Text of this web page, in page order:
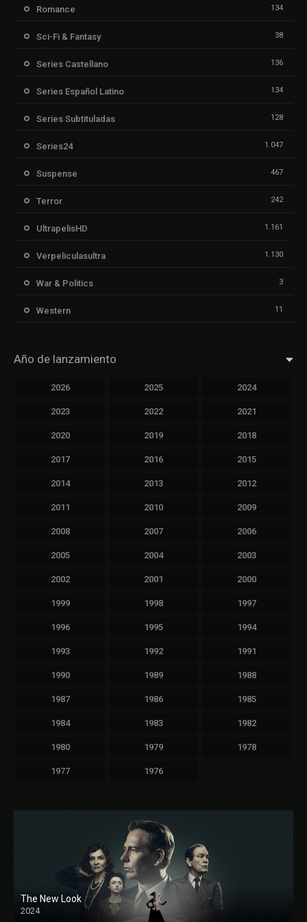
Romance 134
Sci-Fi & Fantasy 38
Series Castellano 136
Series Español Latino 134
Series Subtituladas 128
Series24 1.047
Suspense 467
Terror 242
UltrapelisHD 1.161
Verpeliculasultra 1.130
War & Politics 3
Western 11
Año de lanzamiento
2026 2025 2024
2023 2022 2021
2020 2019 2018
2017 2016 2015
2014 2013 2012
2011 2010 2009
2008 2007 2006
2005 2004 2003
2002 2001 2000
1999 1998 1997
1996 1995 1994
1993 1992 1991
1990 1989 1988
1987 1986 1985
1984 1983 1982
1980 1979 1978
1977 1976
The New Look
2024